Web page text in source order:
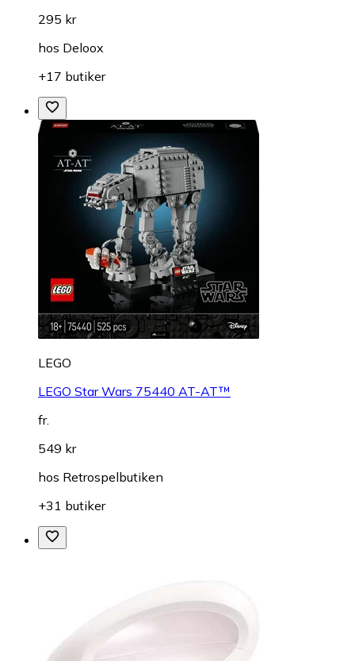
295 kr
hos Deloox
+17 butiker
LEGO
LEGO Star Wars 75440 AT-AT™
fr.
549 kr
hos Retrospelbutiken
+31 butiker